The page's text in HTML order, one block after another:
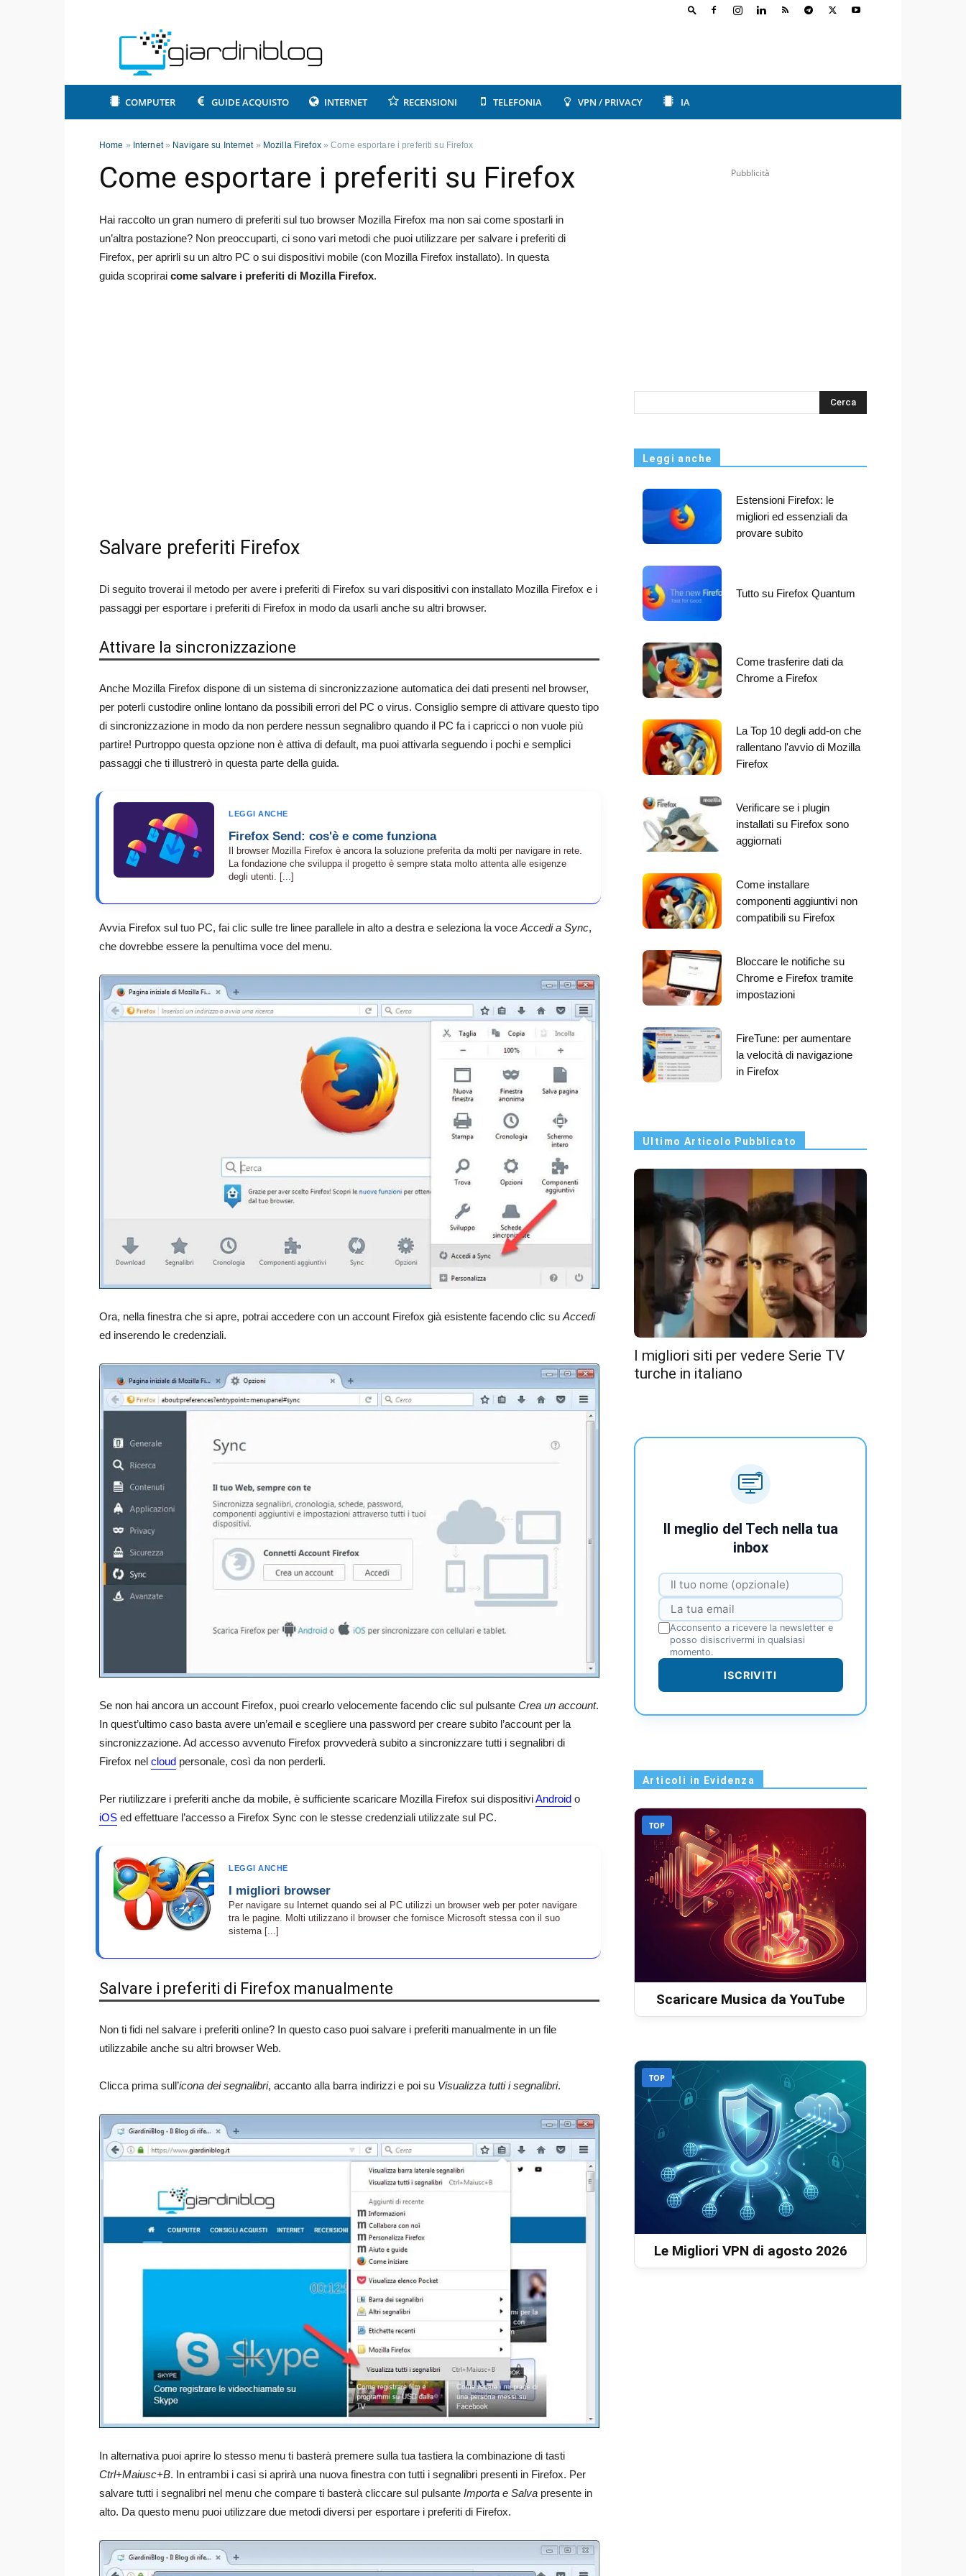
COMPUTER GUIDE ACQUISTO INTERNET RECENSIONI TELEFONIA VPN / PRIVACY IA
Home » Internet» Navigare su Internet» Mozilla Firefox»Come esportare i preferiti su Firefox
Come esportare i preferiti su Firefox
Hai raccolto un gran numero di preferiti sul tuo browser Mozilla Firefox ma non sai come spostarli in
un’altra postazione? Non preoccuparti, ci sono vari metodi che puoi utilizzare per salvare i preferiti di
Firefox, per aprirli su un altro PC o sui dispositivi mobile (con Mozilla Firefox installato). In questa
guida scoprirai come salvare i preferiti di Mozilla Firefox.
Salvare preferiti Firefox
Di seguito troverai il metodo per avere i preferiti di Firefox su vari dispositivi con installato Mozilla Firefox e i
passaggi per esportare i preferiti di Firefox in modo da usarli anche su altri browser.
Attivare la sincronizzazione
Anche Mozilla Firefox dispone di un sistema di sincronizzazione automatica dei dati presenti nel browser,
per poterli custodire online lontano da possibili errori del PC o virus. Consiglio sempre di attivare questo tipo
di sincronizzazione in modo da non perdere nessun segnalibro quando il PC fa i capricci o non vuole più
partire! Purtroppo questa opzione non è attiva di default, ma puoi attivarla seguendo i pochi e semplici
passaggi che ti illustrerò in questa parte della guida.
LEGGI ANCHE
Firefox Send: cos'è e come funziona
Il browser Mozilla Firefox è ancora la soluzione preferita da molti per navigare in rete.
La fondazione che sviluppa il progetto è sempre stata molto attenta alle esigenze
degli utenti. [...]
Avvia Firefox sul tuo PC, fai clic sulle tre linee parallele in alto a destra e seleziona la voce Accedi a Sync,
che dovrebbe essere la penultima voce del menu.
Ora, nella finestra che si apre, potrai accedere con un account Firefox già esistente facendo clic su Accedi
ed inserendo le credenziali.
Se non hai ancora un account Firefox, puoi crearlo velocemente facendo clic sul pulsante Crea un account.
In quest’ultimo caso basta avere un’email e scegliere una password per creare subito l’account per la
sincronizzazione. Ad accesso avvenuto Firefox provvederà subito a sincronizzare tutti i segnalibri di
Firefox nel cloud personale, così da non perderli.
Per riutilizzare i preferiti anche da mobile, è sufficiente scaricare Mozilla Firefox sui dispositiviAndroid o
iOS ed effettuare l’accesso a Firefox Sync con le stesse credenziali utilizzate sul PC.
LEGGI ANCHE
I migliori browser
Per navigare su Internet quando sei al PC utilizzi un browser web per poter navigare
tra le pagine. Molti utilizzano il browser che fornisce Microsoft stessa con il suo
sistema [...]
Salvare i preferiti di Firefox manualmente
Non ti fidi nel salvare i preferiti online? In questo caso puoi salvare i preferiti manualmente in un file
utilizzabile anche su altri browser Web.
Clicca prima sull’icona dei segnalibri, accanto alla barra indirizzi e poi su Visualizza tutti i segnalibri.
In alternativa puoi aprire lo stesso menu ti basterà premere sulla tua tastiera la combinazione di tasti
Ctrl+Maiusc+B. In entrambi i casi si aprirà una nuova finestra con tutti i segnalibri presenti in Firefox. Per
salvare tutti i segnalibri nel menu che compare ti basterà cliccare sul pulsante Importa e Salva presente in
alto. Da questo menu puoi utilizzare due metodi diversi per esportare i preferiti di Firefox.
Pubblicità
s
Leggi anche
Estensioni Firefox: le
migliori ed essenziali da
provare subito
Tutto su Firefox Quantum
Come trasferire dati da
Chrome a Firefox
La Top 10 degli add-on che
rallentano l'avvio di Mozilla
Firefox
Verificare se i plugin
installati su Firefox sono
aggiornati
Come installare
componenti aggiuntivi non
compatibili su Firefox
Bloccare le notifiche su
Chrome e Firefox tramite
impostazioni
FireTune: per aumentare
la velocità di navigazione
in Firefox
Ultimo Articolo Pubblicato
I migliori siti per vedere Serie TV
turche in italiano
Il meglio del Tech nella tua
inbox
Acconsento a ricevere la newsletter e
posso disiscrivermi in qualsiasi
momento.
ISCRIVITI
Articoli in Evidenza
TOP
Scaricare Musica da YouTube
TOP
Le Migliori VPN di agosto 2026